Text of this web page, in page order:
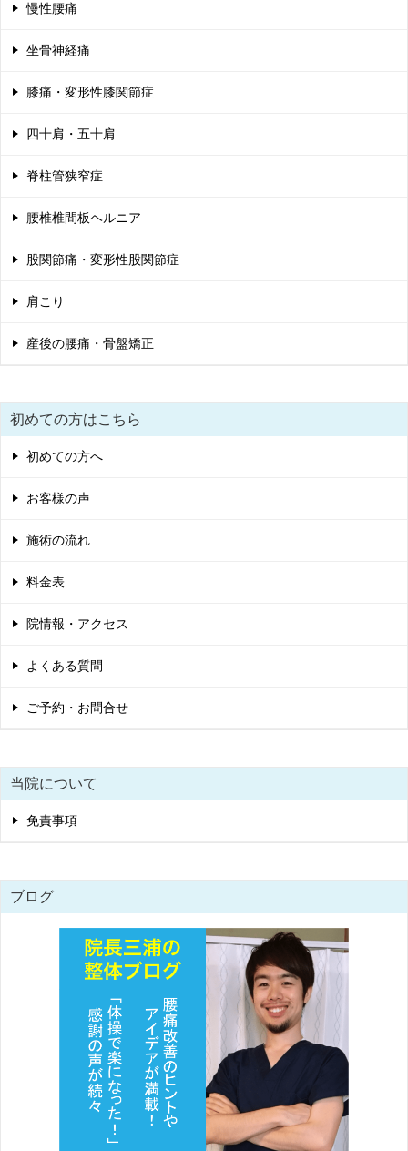
ー
シ
慢性腰痛
坐骨神経痛
膝痛・変形性膝関節症
四十肩・五十肩
脊柱管狭窄症
腰椎椎間板ヘルニア
股関節痛・変形性股関節症
肩こり
産後の腰痛・骨盤矯正
初めての方はこちら
初めての方へ
お客様の声
施術の流れ
料金表
院情報・アクセス
よくある質問
ご予約・お問合せ
当院について
免責事項
ブログ